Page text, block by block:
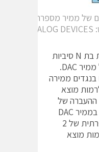
של ממיר מספרתי
ראשית, הכניסה הספרתית בת N סיביות
מועברת אל אוגר טורי של ממיר DAC.
ממירה
מוצא
ההעברה של
ממיר DAC מוצג באיור 2. בממיר DAC
לשלוש סיביות, כניסה ספרתית של 2
רמות מוצא